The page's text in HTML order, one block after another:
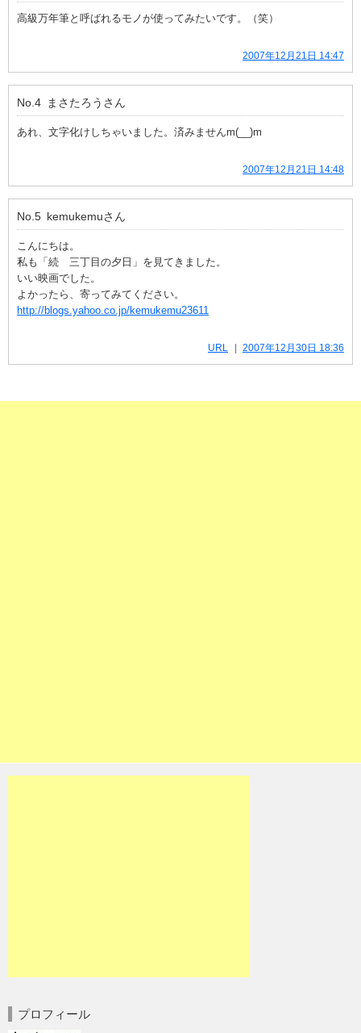
高級万年筆と呼ばれるモノが使ってみたいです。（笑）
2007年12月21日 14:47
No.4 まさたろう さん
あれ、文字化けしちゃいました。済みませんm(__)m
2007年12月21日 14:48
No.5 kemukemuさん
こんにちは。
私も「続 三丁目の夕日」を見てきました。
いい映画でした。
よかったら、寄ってみてください。
http://blogs.yahoo.co.jp/kemukemu23611
URL 2007年12月30日 18:36
プロフィール